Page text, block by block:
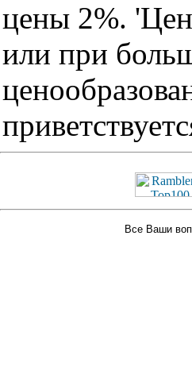
цены 2%.
или при
Все Ваши